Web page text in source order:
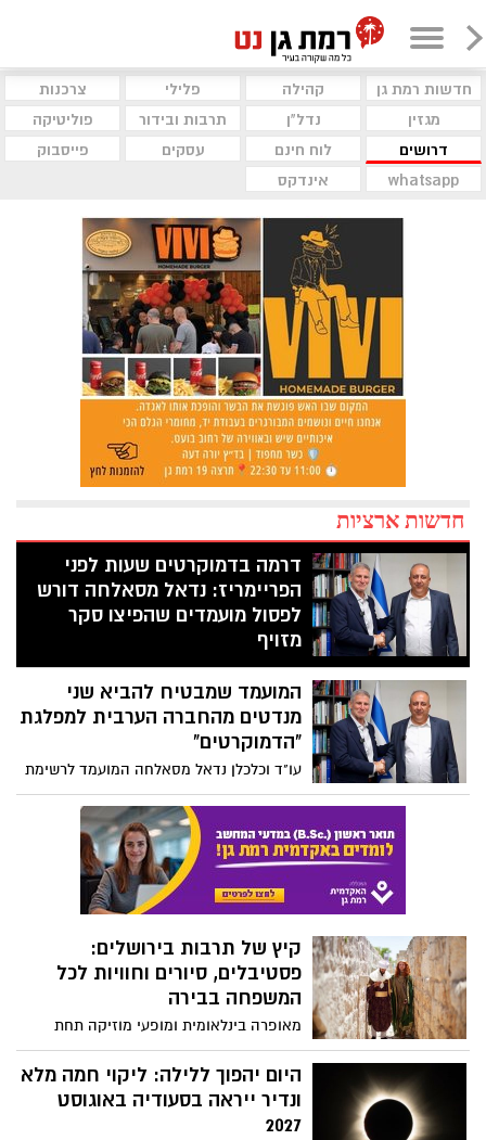
חדשות רמת גן קהילה פלילי
צרכנות
מגזין
נדל"ן תרבות ובידור
פוליטיקה
דרושים
לוח חינם עסקים
פייסבוק
whatsapp
אינדקס
חדשות ארציות
דרמה בדמוקרטים שעות לפני
הפריימריז: נדאל מסאלחה דורש
לפסול מועמדים שהפיצו סקר
מזויף
פנייה דחופה שוגרה ליו"ר המפלגה יאיר גולן
בדרישה להדיח לאלתר את אמיר חניפס
ועאיד בדיר בטענה ל"ניסיון לגניבת בחירות".
בעקבות איום משפטי, אתר "פאנט" וכלי
הפרסומים הכוזבים
המועמד שמבטיח להביא שני
מנדטים מהחברה הערבית למפלגת
"הדמוקרטים"
עו"ד וכלכלן נדאל מסאלחה המועמד לרשימת
״הדמוקטרים״ מבטיח להביא שני מנדטים
מהחברה הערבית למפלגת הדמוקרטית
קיץ של תרבות בירושלים:
פסטיבלים, סיורים וחוויות לכל
המשפחה בבירה
מאופרה בינלאומית ומופעי מוזיקה תחת
כיפת השמיים, דרך סיורים על חומות העיר
העתיקה והרפתקאות במוזיאונים ועד
פסטיבל חדש - ירושלים מציעה קיץ של
אירועי תרבות לכל גיל
היום יהפוך ללילה: ליקוי חמה מלא
ונדיר ייראה בסעודיה באוגוסט
2027